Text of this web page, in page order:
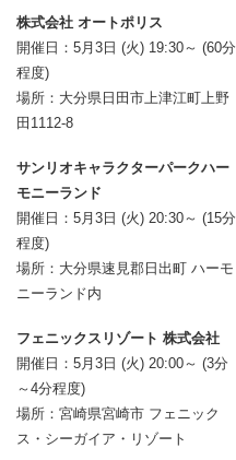
株式会社 オートポリス
開催日：5月3日 (火) 19:30～ (60分
程度)
場所：大分県日田市上津江町上野
田1112-8
サンリオキャラクターパークハー
モニーランド
開催日：5月3日 (火) 20:30～ (15分
程度)
場所：大分県速見郡日出町 ハーモ
ニーランド内
フェニックスリゾート 株式会社
開催日：5月3日 (火) 20:00～ (3分
～4分程度)
場所：宮崎県宮崎市 フェニック
ス・シーガイア・リゾート